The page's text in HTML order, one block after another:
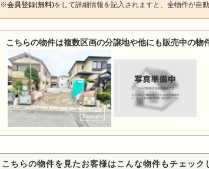
※会員登録(無料)をして詳細情報を記入されますと、全物件が自
こちらの物件は複数区画の分譲地や他にも販売中の物
こちらの物件を見たお客様はこんな物件もチェック